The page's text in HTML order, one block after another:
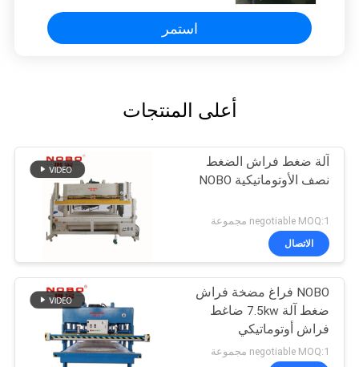
استمر
أعلى المنتجات
آلة ضغط فراش الضغط
نصف الأوتوماتيكية NOBO
negotiable MOQ:1 مجموعة
الاتصال
NOBO فراغ مضخة فراش
ضغط آلة 7.5kw ضاغط
فراش أوتوماتيكي
negotiable MOQ:1 مجموعة